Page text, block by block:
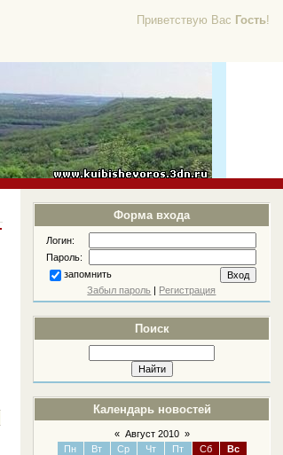
Приветствую Вас Гость!
Форма входа
Логин:
Пароль:
запомнить
Забыл пароль | Регистрация
Поиск
Календарь новостей
« Август 2010 »
Пн
Вт Ср Чт Пт Сб
Вс